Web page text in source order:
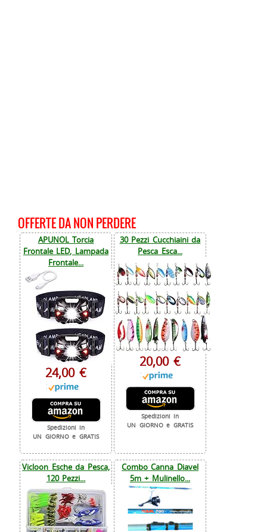
OFFERTE DA NON PERDERE
APUNOL Torcia
Frontale LED, Lampada
Frontale...
24,00 €
Spedizioni in
UN GIORNO e GRATIS
30 Pezzi Cucchiaini da
Pesca Esca...
20,00 €
Spedizioni in
UN GIORNO e GRATIS
Vicloon Esche da Pesca,
120 Pezzi...
Combo Canna Diavel
5m + Mulinello...